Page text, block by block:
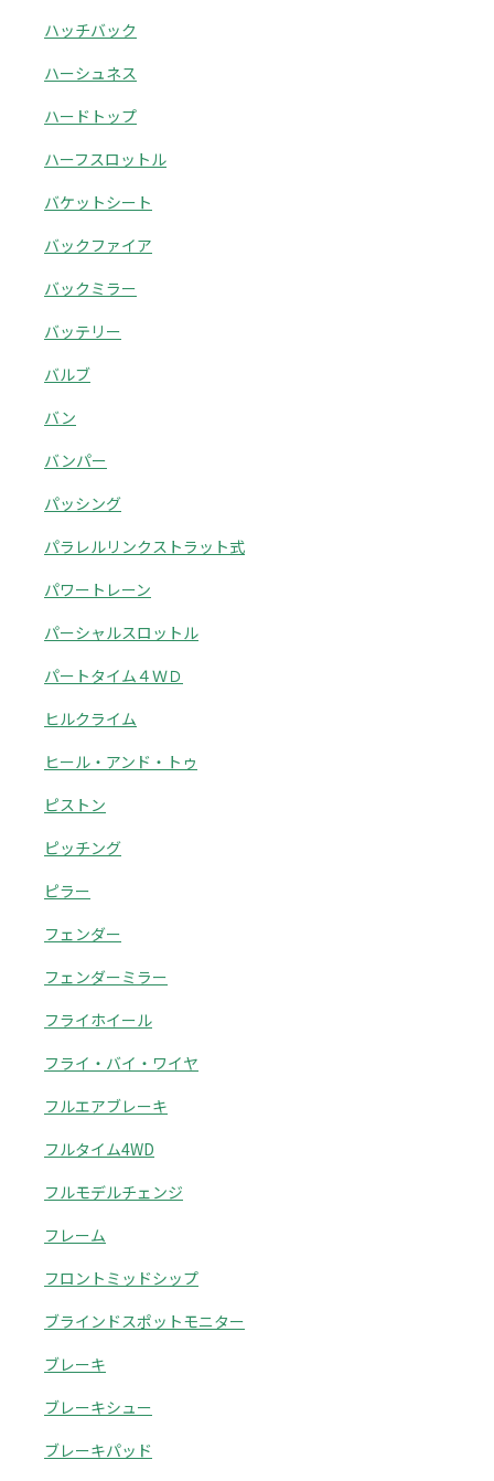
ハッチバック
ハーシュネス
ハードトップ
ハーフスロットル
バケットシート
バックファイア
バックミラー
バッテリー
バルブ
バン
バンパー
パッシング
パラレルリンクストラット式
パワートレーン
パーシャルスロットル
パートタイム４ＷＤ
ヒルクライム
ヒール・アンド・トゥ
ピストン
ピッチング
ピラー
フェンダー
フェンダーミラー
フライホイール
フライ・バイ・ワイヤ
フルエアブレーキ
フルタイム4WD
フルモデルチェンジ
フレーム
フロントミッドシップ
ブラインドスポットモニター
ブレーキ
ブレーキシュー
ブレーキパッド